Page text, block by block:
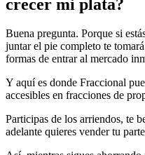
crecer mi plata?
Buena pregunta. Porque si
juntar el pie completo te
formas de entrar al mercado
Y aquí es donde Fraccional
accesibles en fracciones de
Participas de los arriendos, te
adelante quieres vender tu